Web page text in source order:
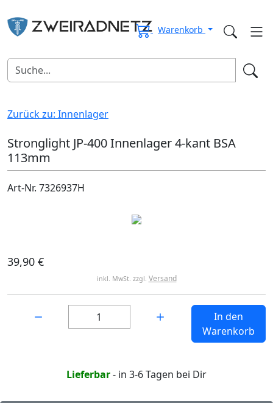
Warenkorb
Zurück zu: Innenlager
Stronglight JP-400 Innenlager 4-kant BSA
113mm
Art-Nr. 7326937H
39,90 €
inkl. MwSt. zzgl. Versand
In den
Warenkorb
Lieferbar- in 3-6 Tagen bei Dir